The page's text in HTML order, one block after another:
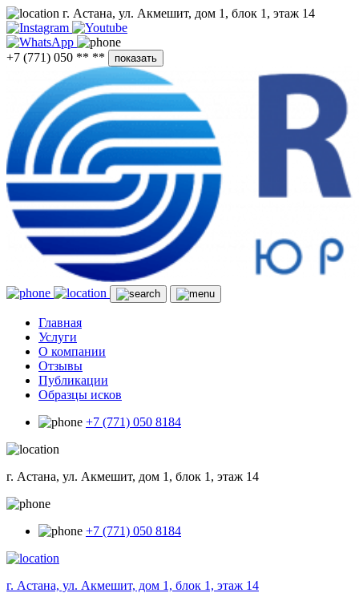
г. Астана, ул. Акмешит, дом 1, блок 1, этаж 14
+7 (771) 050 ** ** показать
Главная
Услуги
О компании
Отзывы
Публикации
Образцы исков
+7 (771) 050 8184
г. Астана, ул. Акмешит, дом 1, блок 1, этаж 14
+7 (771) 050 8184
г. Астана, ул. Акмешит, дом 1, блок 1, этаж 14